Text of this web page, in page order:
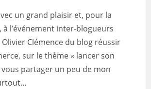
un grand plaisir et, pour la
à l’événement inter-blogueurs
Clémence du blog réussir
sur le thème « lancer son
vous partager un peu de mon